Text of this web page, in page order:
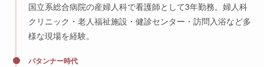
国立系総合病院の産婦人科で看護師として3年勤務。婦人科
クリニック・老人福祉施設・健診センター・訪問入浴など多
様な現場を経験。
パタンナー時代